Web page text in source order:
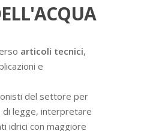
articoli tecnici,
e
del settore per
di legge, interpretare
idrici con maggiore